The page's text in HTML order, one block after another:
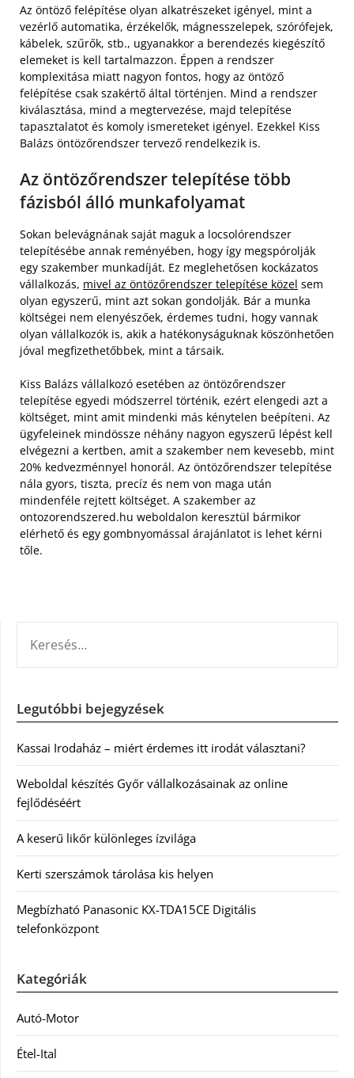
Az öntöző felépítése olyan alkatrészeket igényel, mint a
vezérlő automatika, érzékelők, mágnesszelepek, szórófejek,
kábelek, szűrők, stb., ugyanakkor a berendezés kiegészítő
elemeket is kell tartalmazzon. Éppen a rendszer
komplexitása miatt nagyon fontos, hogy az öntöző
felépítése csak szakértő által történjen. Mind a rendszer
kiválasztása, mind a megtervezése, majd telepítése
tapasztalatot és komoly ismereteket igényel. Ezekkel Kiss
Balázs öntözőrendszer tervező rendelkezik is.
Az öntözőrendszer telepítése több
fázisból álló munkafolyamat
Sokan belevágnának saját maguk a locsolórendszer
telepítésébe annak reményében, hogy így megspórolják
egy szakember munkadíját. Ez meglehetősen kockázatos
vállalkozás, mivel az öntözőrendszer telepítése közel sem
olyan egyszerű, mint azt sokan gondolják. Bár a munka
költségei nem elenyészőek, érdemes tudni, hogy vannak
olyan vállalkozók is, akik a hatékonyságuknak köszönhetően
jóval megfizethetőbbek, mint a társaik.
Kiss Balázs vállalkozó esetében az öntözőrendszer
telepítése egyedi módszerrel történik, ezért elengedi azt a
költséget, mint amit mindenki más kénytelen beépíteni. Az
ügyfeleinek mindössze néhány nagyon egyszerű lépést kell
elvégezni a kertben, amit a szakember nem kevesebb, mint
20% kedvezménnyel honorál. Az öntözőrendszer telepítése
nála gyors, tiszta, precíz és nem von maga után
mindenféle rejtett költséget. A szakember az
ontozorendszered.hu weboldalon keresztül bármikor
elérhető és egy gombnyomással árajánlatot is lehet kérni
tőle.
Legutóbbi bejegyzések
Kassai Irodaház – miért érdemes itt irodát választani?
Weboldal készítés Győr vállalkozásainak az online
fejlődéséért
A keserű likőr különleges ízvilága
Kerti szerszámok tárolása kis helyen
Megbízható Panasonic KX-TDA15CE Digitális
telefonközpont
Kategóriák
Autó-Motor
Étel-Ital